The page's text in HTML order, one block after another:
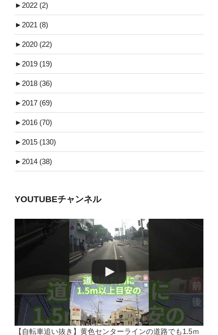
► 2022 (2)
► 2021 (8)
► 2020 (22)
► 2019 (19)
► 2018 (36)
► 2017 (69)
► 2016 (70)
► 2015 (130)
► 2014 (38)
YOUTUBEチャンネル
【自転車追い抜き】黄色センターラインの道路でも1.5ｍ